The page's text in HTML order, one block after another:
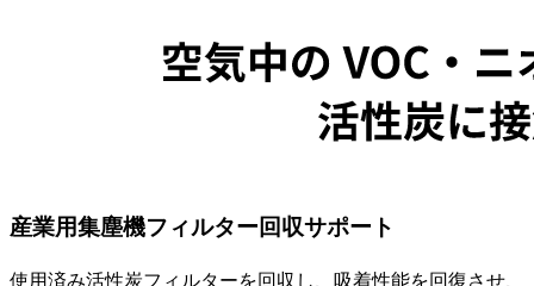
産業用集塵機フィルター回収サポート
使用済み活性炭フィルターを回収し、吸着性能を回復させ、